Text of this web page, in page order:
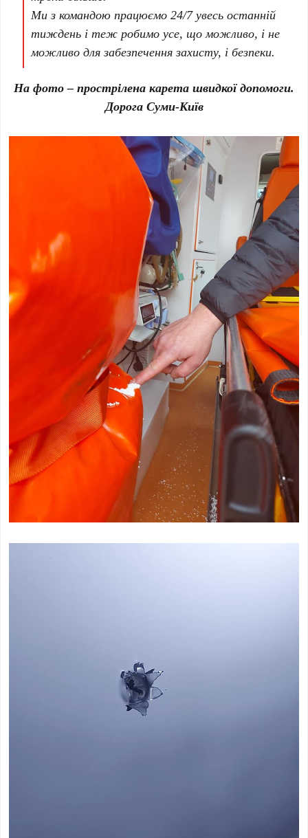
Ми з командою працюємо 24/7 увесь останній
тиждень і теж робимо усе, що можливо, і не
можливо для забезпечення захисту, і безпеки.
На фото – прострілена карета швидкої допомоги.
Дорога Суми-Київ